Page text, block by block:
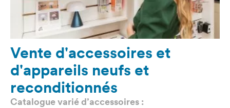
Vente d'accessoires et
d'appareils neufs et
reconditionnés
Catalogue varié d’accessoires :